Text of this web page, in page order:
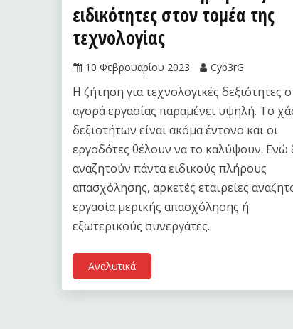
ειδικότητες στον τομέα της
τεχνολογίας
10 Φεβρουαρίου 2023 Cyb3rG
Η ζήτηση για τεχνολογικές δεξιότητες
αγορά εργασίας παραμένει υψηλή. Το
δεξιοτήτων είναι ακόμα έντονο και οι
εργοδότες θέλουν να το καλύψουν. Ενώ
αναζητούν πάντα ειδικούς πλήρους
απασχόλησης, αρκετές εταιρείες
εργασία μερικής απασχόλησης ή
εξωτερικούς συνεργάτες.
Αναλυτικά